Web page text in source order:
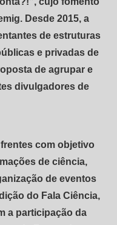
Desde 2015, a
de estruturas
e privadas de
de agrupar e
divulgadores de
com objetivo
de ciência,
de eventos
do Fala Ciência,
a participação da